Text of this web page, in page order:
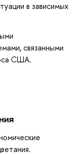
в зависимых
связанными
США.